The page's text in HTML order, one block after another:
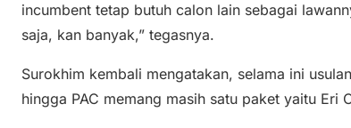
incumbent tetap butuh calon lain sebagai
saja, kan banyak,” tegasnya.
Surokhim kembali mengatakan, selama ini
hingga PAC memang masih satu paket yaitu Eri